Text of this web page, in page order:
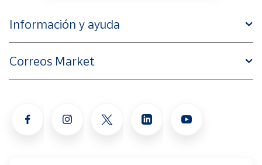
Información y ayuda
Correos Market